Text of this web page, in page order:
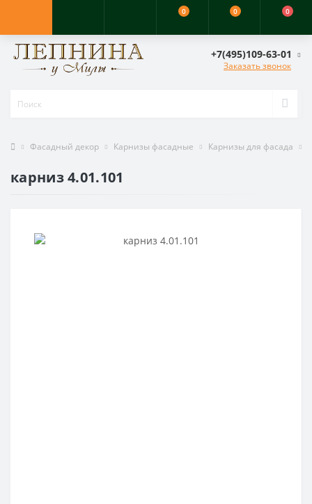
0 0 0
+7(495)109-63-01
Заказать звонок
Фасадный декор Карнизы фасадные Карнизы для фасада
карниз 4.01.101